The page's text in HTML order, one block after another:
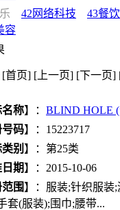
42网络科技
43餐饮
容
[首页] [上一页] [下一页]
名称】： BLIND HOLE
码】：15223717
别 】：第25类
期】：2015-10-06
围】：服装;针织服装
套(服装);围巾;腰带...